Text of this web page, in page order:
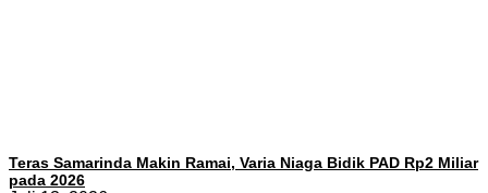
Teras Samarinda Makin Ramai, Varia Niaga Bidik PAD Rp2 Miliar
pada 2026